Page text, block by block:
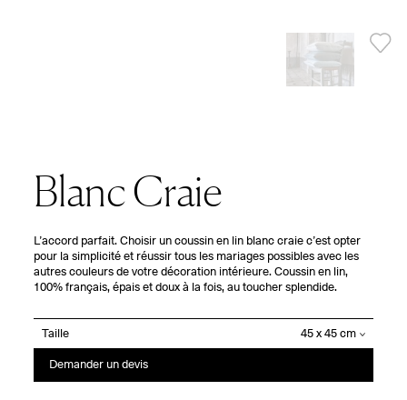
Blanc Craie
L’accord parfait. Choisir un coussin en lin blanc craie c’est opter
pour la simplicité et réussir tous les mariages possibles avec les
autres couleurs de votre décoration intérieure. Coussin en lin,
100% français, épais et doux à la fois, au toucher splendide.
Taille
Demander un devis